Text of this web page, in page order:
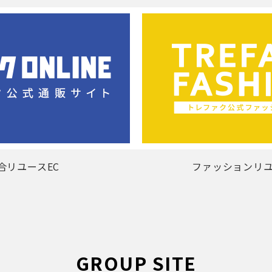
リユースEC ファッションリ
GROUP SITE